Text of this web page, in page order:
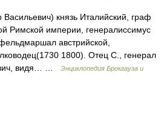
князь Италийский, граф
Римской империи, генералиссимус
австрийской,
1800). Отец С., генерал
видя… …
Энциклопедия Брокгауза и